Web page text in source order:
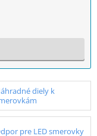
diely k
pre LED smerovky